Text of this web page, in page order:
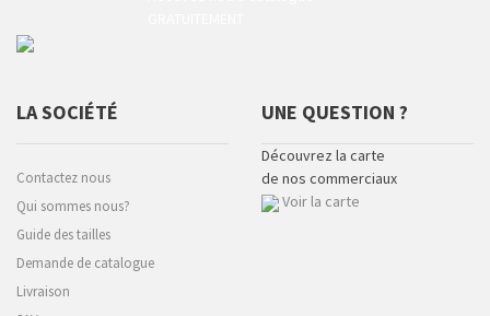
LA SOCIÉTÉ
Contactez nous
Qui sommes nous?
Guide des tailles
Demande de catalogue
Livraison
UNE QUESTION ?
Découvrez la carte
de nos commerciaux
Voir la carte